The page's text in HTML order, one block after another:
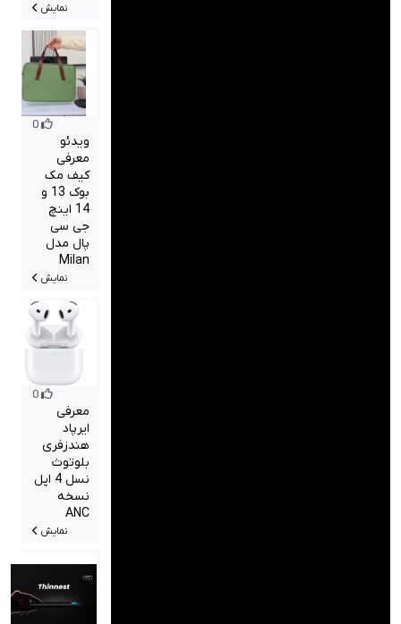
نمایش
0
ویدئو
معرفی
کیف مک
بوک 13 و
14 اینچ
جی سی
پال مدل
Milan
نمایش
0
معرفی
ایرپاد
هندزفری
بلوتوث
نسل 4 اپل
نسخه
ANC
نمایش